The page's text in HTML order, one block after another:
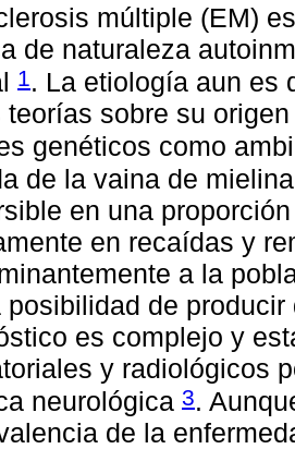
múltiple (EM)
de naturaleza
1. La etiología aun es
teorías sobre su
genéticos como
de la vaina de
en una
en recaídas y
a la
posibilidad de
es complejo y
y radiológicos
neurológica 3.
de la